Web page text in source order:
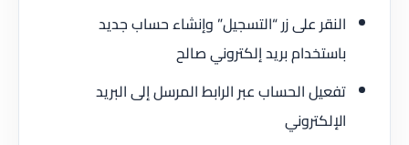
النقر على زر “التسجيل” وإنشاء حساب جديد
باستخدام بريد إلكتروني صالح
تفعيل الحساب عبر الرابط المرسل إلى البريد
الإلكتروني